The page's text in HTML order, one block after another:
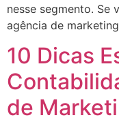
nesse segmento. Se
agência de
10 Dicas
de